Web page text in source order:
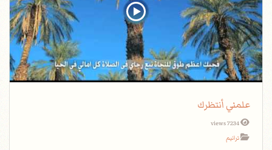
علمني أنتظرك
7234 views
ترانيم